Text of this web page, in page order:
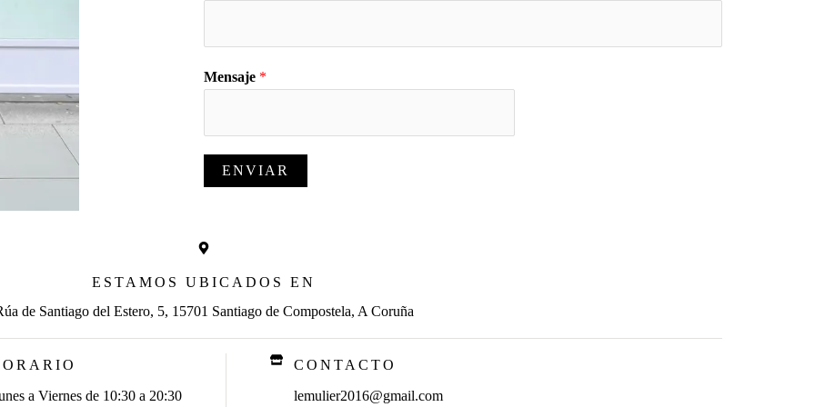
Mensaje *
ENVIAR
ESTAMOS UBICADOS EN
de Santiago del Estero, 5, 15701 Santiago de Compostela, A Coruña
a Viernes de 10:30 a 20:30
CONTACTO
lemulier2016@gmail.com